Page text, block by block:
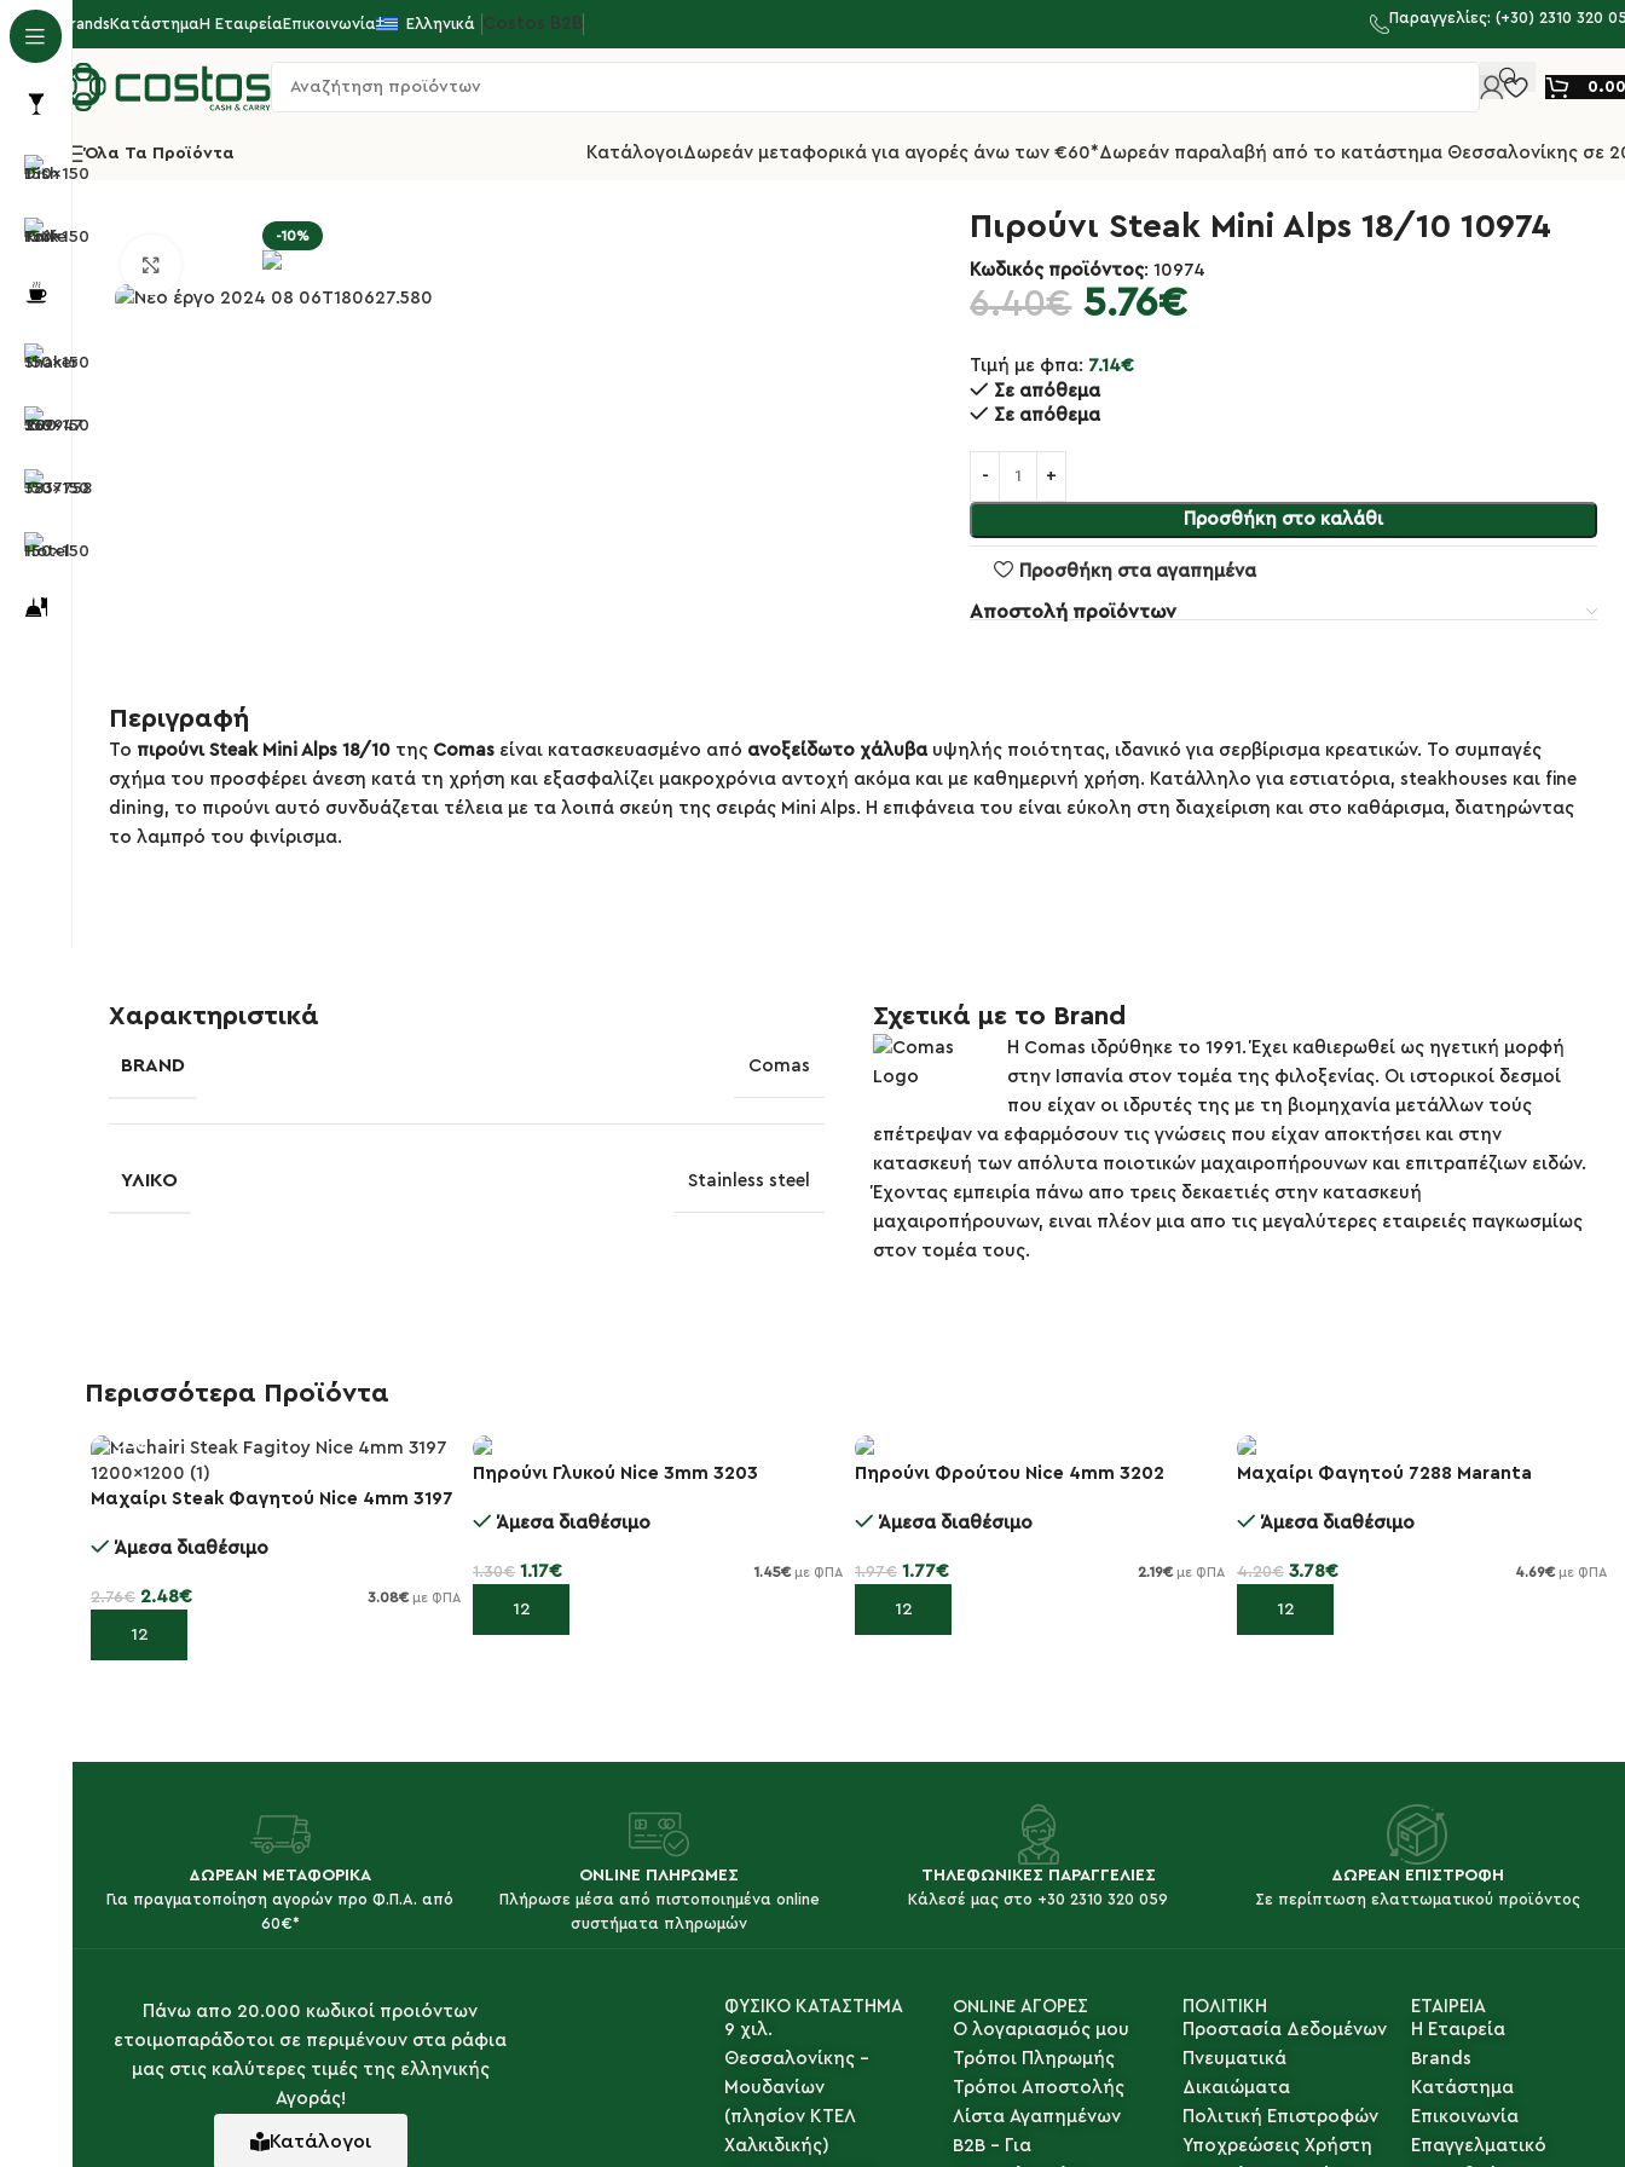
BrandsΚατάστημαΗ ΕταιρείαΕπικοινωνία Ελληνικά Costos Β2Β Παραγγελίες: (+30) 2310 320
0.00
Όλα Τα Προϊόντα ΚατάλογοιΔωρεάν μεταφορικά για αγορές άνω των €60*Δωρεάν παραλαβή από το κατάστημα Θεσσαλονίκης σε
-10%
Κλικ για μεγέθυνση
Πιρούνι Steak Mini Alps 18/10 10974
Κωδικός προϊόντος: 10974
6.40€ 5.76€
Τιμή με φπα: 7.14€
Σε απόθεμα
Σε απόθεμα
Προσθήκη στο καλάθι
Προσθήκη στα αγαπημένα
Αποστολή προϊόντων
Περιγραφή
Το πιρούνι Steak Mini Alps 18/10 της Comas είναι κατασκευασμένο από ανοξείδωτο χάλυβαυψηλής ποιότητας, ιδανικό για σερβίρισμα κρεατικών. Το συμπαγές
σχήμα του προσφέρει άνεση κατά τη χρήση και εξασφαλίζει μακροχρόνια αντοχή ακόμα και με καθημερινή χρήση. Κατάλληλο για εστιατόρια, steakhouses και fine
dining, το πιρούνι αυτό συνδυάζεται τέλεια με τα λοιπά σκεύη της σειράς Mini Alps. Η επιφάνεια του είναι εύκολη στη διαχείριση και στο καθάρισμα, διατηρώντας
το λαμπρό του φινίρισμα.
Χαρακτηριστικά
BRAND Comas
ΥΛΙΚΌ Stainless steel
Σχετικά με το Brand
Η Comas ιδρύθηκε το 1991. Έχει καθιερωθεί ως ηγετική μορφή
στην Ισπανία στον τομέα της φιλοξενίας. Οι ιστορικοί δεσμοί
που είχαν οι ιδρυτές της με τη βιομηχανία μετάλλων τούς
επέτρεψαν να εφαρμόσουν τις γνώσεις που είχαν αποκτήσει και στην
κατασκευή των απόλυτα ποιοτικών μαχαιροπήρουνων και επιτραπέζιων ειδών.
Έχοντας εμπειρία πάνω απο τρεις δεκαετιές στην κατασκευή
μαχαιροπήρουνων, ειναι πλέον μια απο τις μεγαλύτερες εταιρειές παγκωσμίως
στον τομέα τους.
Περισσότερα Προϊόντα
-10%
Μαχαίρι Steak Φαγητού Nice 4mm 3197
Άμεσα διαθέσιμο
2.76€ 2.48€ 3.08€ με ΦΠΑ
Προσθήκη στο καλάθι
Πηρούνι Γλυκού Nice 3mm 3203
Άμεσα διαθέσιμο
1.30€ 1.17€ 1.45€ με ΦΠΑ
Προσθήκη στο καλάθι
Πηρούνι Φρούτου Nice 4mm 3202
Άμεσα διαθέσιμο
1.97€ 1.77€ 2.19€ με ΦΠΑ
Προσθήκη στο καλάθι
Μαχαίρι Φαγητού 7288 Maranta
Άμεσα διαθέσιμο
4.20€ 3.78€ 4.69€ με ΦΠΑ
Προσθήκη στο καλάθι
ΔΩΡΕΑΝ ΜΕΤΑΦΟΡΙΚΑ
Για πραγματοποίηση αγορών προ Φ.Π.Α. από
60€*
ONLINE ΠΛΗΡΩΜΕΣ
Πλήρωσε μέσα από πιστοποιημένα online
συστήματα πληρωμών
ΤΗΛΕΦΩΝΙΚΕΣ ΠΑΡΑΓΓΕΛΙΕΣ
Κάλεσέ μας στο +30 2310 320 059
ΔΩΡΕΑΝ ΕΠΙΣΤΡΟΦΗ
Σε περίπτωση ελαττωματικού προϊόντος
Πάνω απο 20.000 κωδικοί προιόντων
ετοιμοπαράδοτοι σε περιμένουν στα ράφια
μας στις καλύτερες τιμές της ελληνικής
Αγοράς!
Κατάλογοι
ΦΥΣΙΚΟ ΚΑΤΑΣΤΗΜΑ
9 χιλ.
Θεσσαλονίκης -
Μουδανίων
(πλησίον ΚΤΕΛ
Χαλκιδικής)
ONLINE ΑΓΟΡΕΣ
Ο λογαριασμός μου
Τρόποι Πληρωμής
Τρόποι Αποστολής
Λίστα Αγαπημένων
B2B - Για
ΠΟΛΙΤΙΚΗ
Προστασία Δεδομένων
Πνευματικά
Δικαιώματα
Πολιτική Επιστροφών
Υποχρεώσεις Χρήστη
ΕΤΑΙΡΕΙΑ
Η Εταιρεία
Brands
Κατάστημα
Επικοινωνία
Επαγγελματικό